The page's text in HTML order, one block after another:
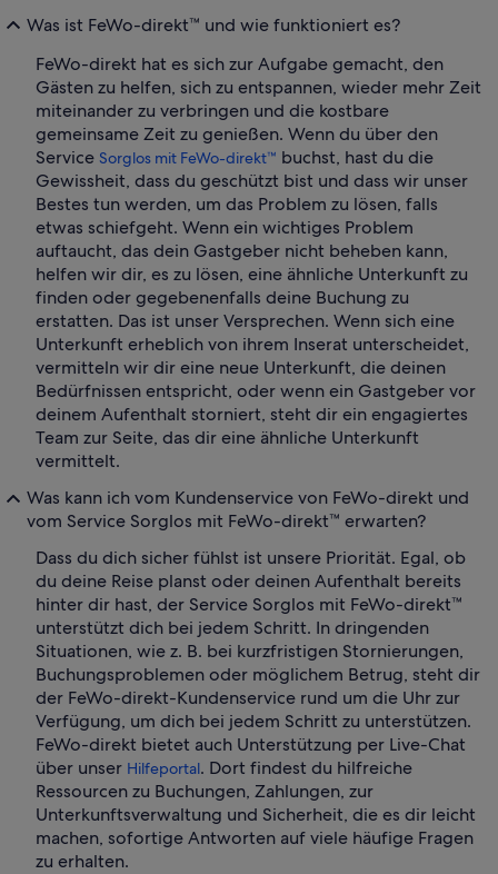
Was ist FeWo-direkt™ und wie funktioniert es?
FeWo-direkt hat es sich zur Aufgabe gemacht, den
Gästen zu helfen, sich zu entspannen, wieder mehr Zeit
miteinander zu verbringen und die kostbare
gemeinsame Zeit zu genießen. Wenn du über den
Service Sorglos mit FeWo-direkt™ buchst, hast du die
Gewissheit, dass du geschützt bist und dass wir unser
Bestes tun werden, um das Problem zu lösen, falls
etwas schiefgeht. Wenn ein wichtiges Problem
auftaucht, das dein Gastgeber nicht beheben kann,
helfen wir dir, es zu lösen, eine ähnliche Unterkunft zu
finden oder gegebenenfalls deine Buchung zu
erstatten. Das ist unser Versprechen. Wenn sich eine
Unterkunft erheblich von ihrem Inserat unterscheidet,
vermitteln wir dir eine neue Unterkunft, die deinen
Bedürfnissen entspricht, oder wenn ein Gastgeber vor
deinem Aufenthalt storniert, steht dir ein engagiertes
Team zur Seite, das dir eine ähnliche Unterkunft
vermittelt.
Was kann ich vom Kundenservice von FeWo-direkt und
vom Service Sorglos mit FeWo-direkt™ erwarten?
Dass du dich sicher fühlst ist unsere Priorität. Egal, ob
du deine Reise planst oder deinen Aufenthalt bereits
hinter dir hast, der Service Sorglos mit FeWo-direkt™
unterstützt dich bei jedem Schritt. In dringenden
Situationen, wie z. B. bei kurzfristigen Stornierungen,
Buchungsproblemen oder möglichem Betrug, steht dir
der FeWo-direkt-Kundenservice rund um die Uhr zur
Verfügung, um dich bei jedem Schritt zu unterstützen.
FeWo-direkt bietet auch Unterstützung per Live-Chat
über unser Hilfeportal. Dort findest du hilfreiche
Ressourcen zu Buchungen, Zahlungen, zur
Unterkunftsverwaltung und Sicherheit, die es dir leicht
machen, sofortige Antworten auf viele häufige Fragen
zu erhalten.